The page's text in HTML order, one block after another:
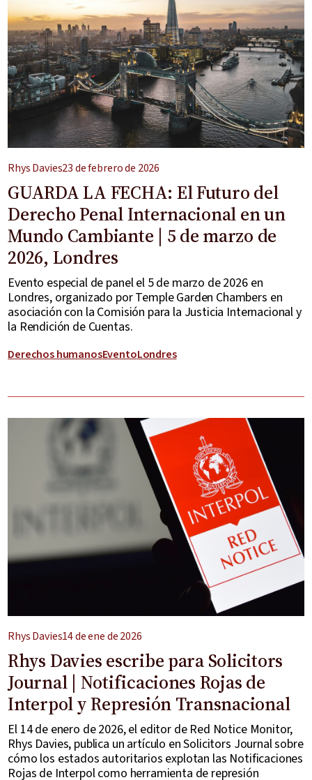
Rhys Davies23 de febrero de 2026
GUARDA LA FECHA: El Futuro del
Derecho Penal Internacional en un
Mundo Cambiante | 5 de marzo de
2026, Londres
Evento especial de panel el 5 de marzo de 2026 en
Londres, organizado por Temple Garden Chambers en
asociación con la Comisión para la Justicia Internacional y
la Rendición de Cuentas.
Derechos humanosEventoLondres
Rhys Davies14 de ene de 2026
Rhys Davies escribe para Solicitors
Journal | Notificaciones Rojas de
Interpol y Represión Transnacional
El 14 de enero de 2026, el editor de Red Notice Monitor,
Rhys Davies, publica un artículo en Solicitors Journal sobre
cómo los estados autoritarios explotan las Notificaciones
Rojas de Interpol como herramienta de represión